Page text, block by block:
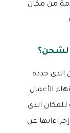
من مكان
الذي حدده
الأعمال
الذي
عن